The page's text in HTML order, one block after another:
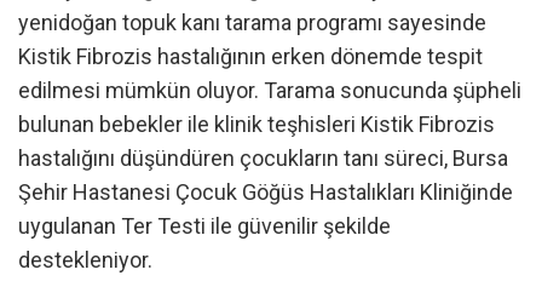
yenidoğan topuk kanı tarama programı sayesinde
Kistik Fibrozis hastalığının erken dönemde tespit
edilmesi mümkün oluyor. Tarama sonucunda şüpheli
bulunan bebekler ile klinik teşhisleri Kistik Fibrozis
hastalığını düşündüren çocukların tanı süreci, Bursa
Şehir Hastanesi Çocuk Göğüs Hastalıkları Kliniğinde
uygulanan Ter Testi ile güvenilir şekilde
destekleniyor.